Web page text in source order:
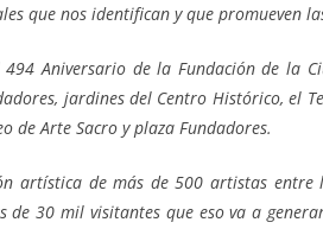
que nos identifican y que promueven
Aniversario de la Fundación de la
jardines del Centro Histórico, el
de Arte Sacro y plaza Fundadores.
artística de más de 500 artistas entre
de 30 mil visitantes que eso va a